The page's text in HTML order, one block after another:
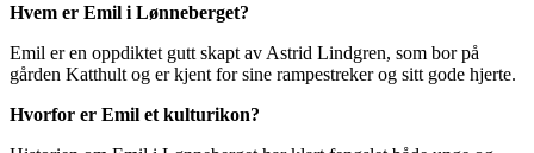
Hvem er Emil i Lønneberget?
Emil er en oppdiktet gutt skapt av Astrid Lindgren, som bor på
gården Katthult og er kjent for sine rampestreker og sitt gode hjerte.
Hvorfor er Emil et kulturikon?